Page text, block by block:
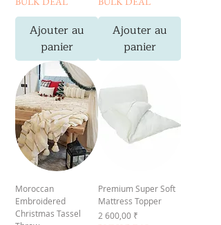
Ajouter au
panier
Ajouter au
panier
Moroccan
Embroidered
Christmas Tassel
Premium Super Soft
Mattress Topper
Prix
2 600,00 ₹